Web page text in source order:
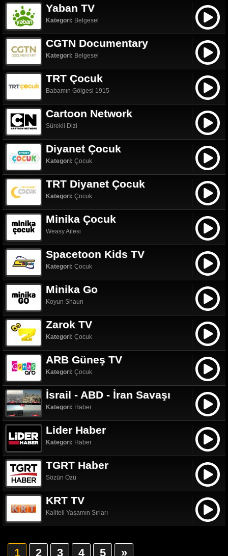
Yaban TV
Kategori: Belgesel
CGTN Documentary
Kategori: Belgesel
TRT Çocuk
Babamın Gölgesi 1915
Cartoon Network
Sürekli Dizi
Diyanet Çocuk
Kategori: Çocuk
TRT Diyanet Çocuk
Kategori: Çocuk
Minika Çocuk
Weasy Ailesi
Spacetoon Kids TV
Kategori: Çocuk
Minika Go
Koyun Shaun
Zarok TV
Kategori: Çocuk
ARB Güneş TV
Kategori: Çocuk
İsrail - ABD - İran Savaşı
Kategori: Haber
Lider Haber
Kategori: Haber
TGRT Haber
Sözün Özü
KRT TV
Kaliteli Yaşamın Sırları
1 2 3 4 5 »